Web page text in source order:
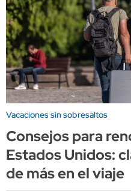
Vacaciones sin sobresaltos
Consejos para
Estados Unidos:
de más en el viaje